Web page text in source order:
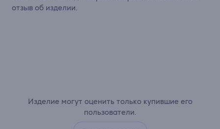
Изделие могут оценить только купившие его
пользователи.
отзыв об изделии.